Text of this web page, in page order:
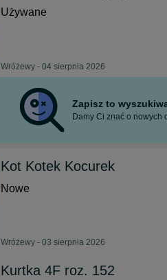
Używane
Wróżewy - 04 sierpnia 2026
Zapisz to
Damy Ci znać o nowych
Kot Kotek Kocurek
Nowe
Wróżewy - 03 sierpnia 2026
Kurtka 4F roz. 152